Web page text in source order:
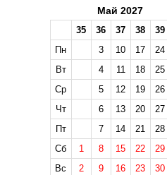
Май 2027
35 36 37 38
39
Пн
3 10 17
24
Вт
4 11 18
25
Ср
5 12 19
26
Чт
6 13 20
27
Пт
7 14 21
28
Сб
1 8 15 22
29
Вс
2 9 16 23 30